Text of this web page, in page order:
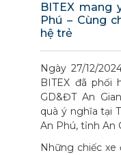
BITEX mang
Phú – Cùng
hệ trẻ
Ngày 27/12/
BITEX đã phối
GD&ĐT An
quà ý nghĩa tại
An Phú, tỉnh An
Những chiếc